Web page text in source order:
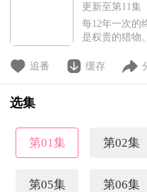
更新至第11集
每12年一次的
是权贵的猎物
AI“大圣”和一
环域最强神
追番 缓存
选集
第01集 第02集
第05集 第06集